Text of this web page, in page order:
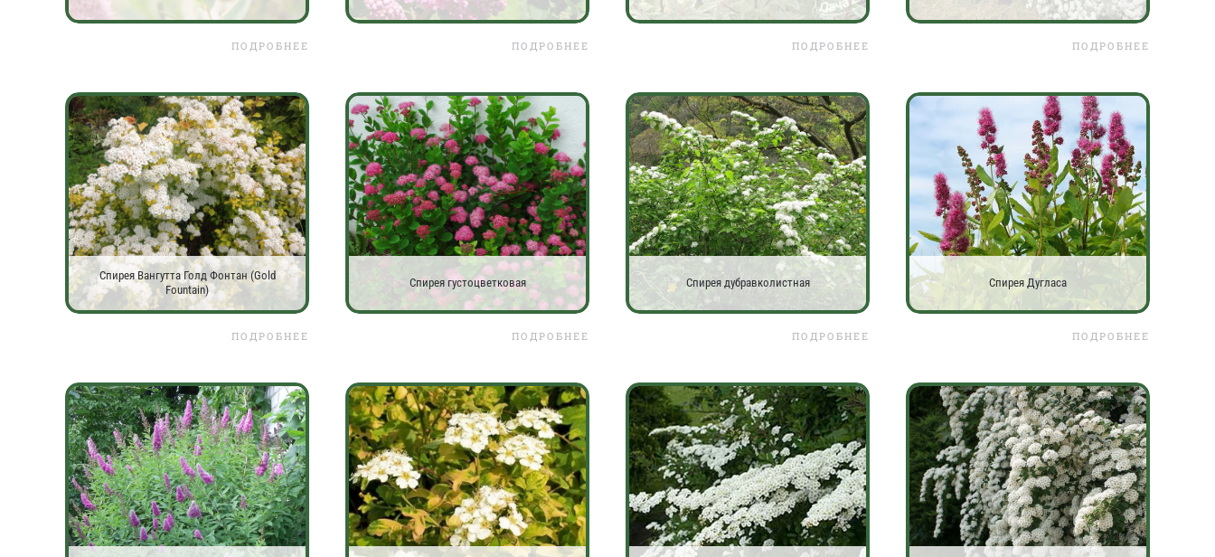
ПОДРОБНЕЕ ПОДРОБНЕЕ ПОДРОБНЕЕ ПОДРОБНЕЕ
Спирея Вангутта Голд Фонтан (Gold
Fountain)
ПОДРОБНЕЕ
Спирея густоцветковая
ПОДРОБНЕЕ
Спирея дубравколистная
ПОДРОБНЕЕ
Спирея Дугласа
ПОДРОБНЕЕ